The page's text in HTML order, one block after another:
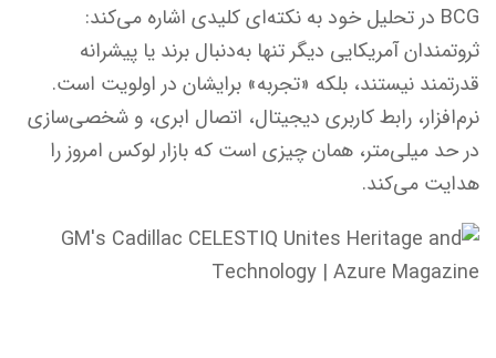
BCG در تحلیل خود به نکته‌ای کلیدی اشاره می‌کند:
ثروتمندان آمریکایی دیگر تنها به‌دنبال برند یا پیشرانه
قدرتمند نیستند، بلکه «تجربه» برایشان در اولویت است.
نرم‌افزار، رابط کاربری دیجیتال، اتصال ابری، و شخصی‌سازی
در حد میلی‌متر، همان چیزی است که بازار لوکس امروز را
هدایت می‌کند.